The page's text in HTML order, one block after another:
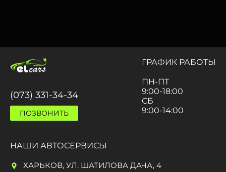
(073) 331-34-34
ПОЗВОНИТЬ
ГРАФИК РАБОТЫ
ПН-ПТ
9:00-18:00
СБ
9:00-14:00
НАШИ АВТОСЕРВИСЫ
ХАРЬКОВ, УЛ. ШАТИЛОВА ДАЧА, 4